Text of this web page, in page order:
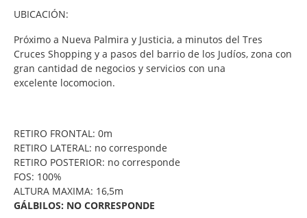
UBICACIÓN:
Próximo a Nueva Palmira y Justicia, a minutos del Tres
Cruces Shopping y a pasos del barrio de los Judíos, zona con
gran cantidad de negocios y servicios con una
excelente locomocion.
RETIRO FRONTAL: 0m
RETIRO LATERAL: no corresponde
RETIRO POSTERIOR: no corresponde
FOS: 100%
ALTURA MAXIMA: 16,5m
GÁLBILOS: NO CORRESPONDE